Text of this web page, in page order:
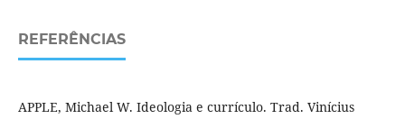
REFERÊNCIAS
APPLE, Michael W. Ideologia e currículo. Trad. Vinícius